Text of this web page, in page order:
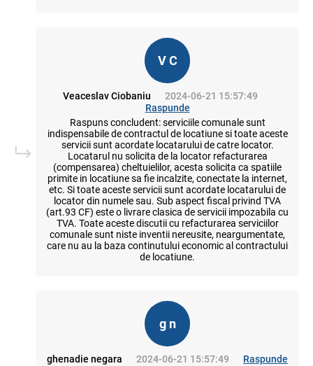
V C
Veaceslav Ciobaniu
2024-06-21 15:57:49
Raspunde
Raspuns concludent: serviciile comunale sunt
indispensabile de contractul de locatiune si toate aceste
servicii sunt acordate locatarului de catre locator.
Locatarul nu solicita de la locator refacturarea
(compensarea) cheltuielilor, acesta solicita ca spatiile
primite in locatiune sa fie incalzite, conectate la internet,
etc. Si toate aceste servicii sunt acordate locatarului de
locator din numele sau. Sub aspect fiscal privind TVA
(art.93 CF) este o livrare clasica de servicii impozabila cu
TVA. Toate aceste discutii cu refacturarea serviciilor
comunale sunt niste inventii nereusite, neargumentate,
care nu au la baza continutului economic al contractului
de locatiune.
g n
ghenadie negara 2024-06-21 15:57:49
Raspunde